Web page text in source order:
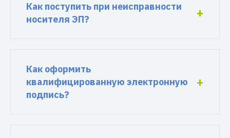
Как поступить при неисправности
носителя ЭП?
Как оформить
квалифицированную электронную
подпись?